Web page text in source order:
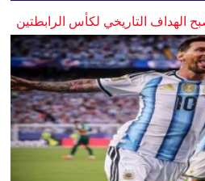
الهداف التاريخي لكأس الرابطتين